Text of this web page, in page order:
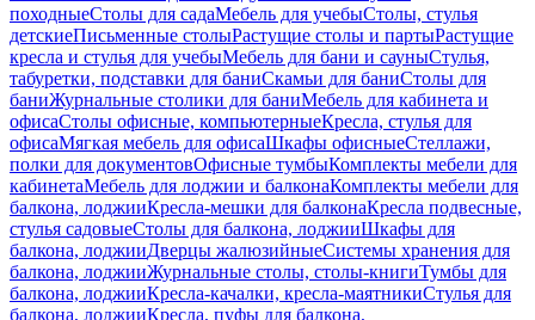
походныеСтолы для садаМебель для учебыСтолы, стулья
детскиеПисьменные столыРастущие столы и партыРастущие
кресла и стулья для учебыМебель для бани и сауныСтулья,
табуретки, подставки для баниСкамьи для баниСтолы для
баниЖурнальные столики для баниМебель для кабинета и
офисаСтолы офисные, компьютерныеКресла, стулья для
офисаМягкая мебель для офисаШкафы офисныеСтеллажи,
полки для документовОфисные тумбыКомплекты мебели для
кабинетаМебель для лоджии и балконаКомплекты мебели для
балкона, лоджииКресла-мешки для балконаКресла подвесные,
стулья садовыеСтолы для балкона, лоджииШкафы для
балкона, лоджииДверцы жалюзийныеСистемы хранения для
балкона, лоджииЖурнальные столы, столы-книгиТумбы для
балкона, лоджииКресла-качалки, кресла-маятникиСтулья для
балкона, лоджииКресла, пуфы для балкона,